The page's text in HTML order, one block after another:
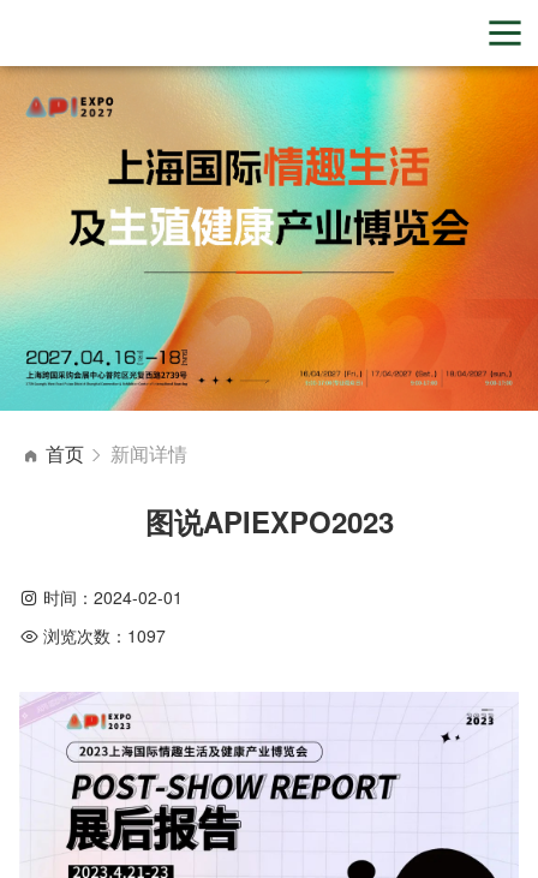
首页 新闻详情
图说APIEXPO2023
时间： 2024-02-01
浏览次数： 1097